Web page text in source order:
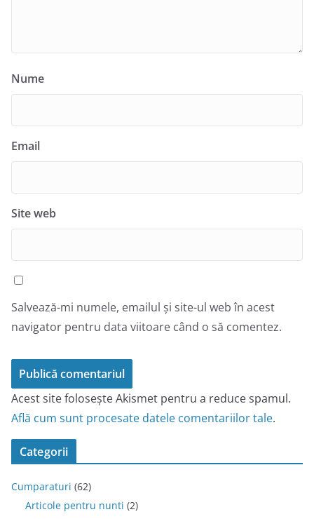
Nume
Email
Site web
Salvează-mi numele, emailul și site-ul web în acest
navigator pentru data viitoare când o să comentez.
Acest site folosește Akismet pentru a reduce spamul.
Află cum sunt procesate datele comentariilor tale.
Categorii
Cumparaturi (62)
Articole pentru nunti (2)